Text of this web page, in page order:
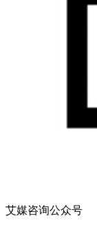
艾媒咨询公众号